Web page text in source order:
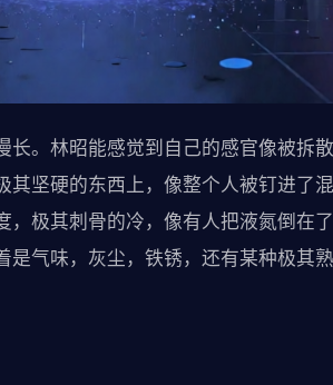
长。林昭能感觉到自己的感官像被拆
坚硬的东西上，像整个人被钉进了
极其刺骨的冷，像有人把液氮倒在
气味，灰尘，铁锈，还有某种极其